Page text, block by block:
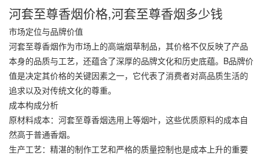
河套至尊香烟价格,河套至尊香烟多少钱
市场定位与品牌价值
河套至尊香烟作为市场上的高端烟草制品，其价格不仅反映了产品
本身的品质与工艺，还蕴含了深厚的品牌文化和历史底蕴。B品牌价
值是决定其价格的关键因素之一，它代表了消费者对高品质生活的
追求以及对传统文化的尊重。
成本构成分析
原材料成本：河套至尊香烟选用上等烟叶，这些优质原料的成本自
然高于普通香烟。
生产工艺：精湛的制作工艺和严格的质量控制也是成本上升的重要